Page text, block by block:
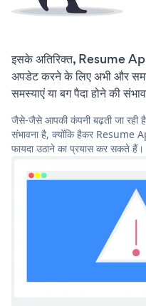
इसके अतिरिक्त, Resume
अपडेट करने के लिए अभी और
समस्याएं या बग पैदा होने की
जैसे-जैसे आपकी कंपनी बढ़ती जा रही
संभावना है, क्योंकि हैकर Resume
फायदा उठाने का प्रयास कर सकते हैं।